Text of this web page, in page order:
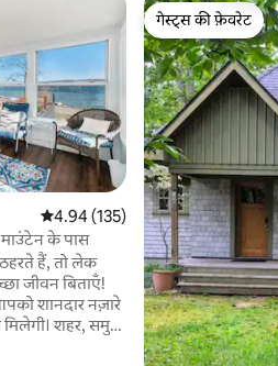
औसत रेटिंग 5 में से 4.94, 135 समीक्षाएँ
4.94 (135)
के पास
हैं, तो लेक
जीवन बिताएँ!
शानदार नज़ारे
शहर, समुद्र
गेस्ट्स की फ़ेवरेट
गेस्ट्स की फ़ेवरेट